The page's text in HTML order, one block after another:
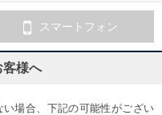
スマートフォン
様へ
場合、下記の可能性がござい